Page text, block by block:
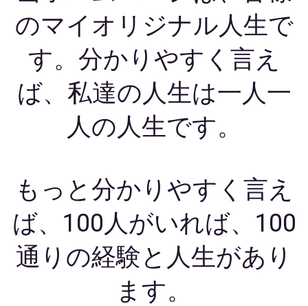
のマイオリジナル人生で
す。分かりやすく言え
ば、私達の人生は一人一
人の人生です。
もっと分かりやすく言え
ば、100人がいれば、100
通りの経験と人生があり
ます。